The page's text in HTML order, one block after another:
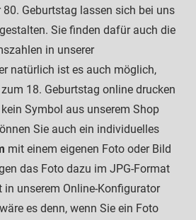
80. Geburtstag lassen sich bei uns
Sie finden dafür auch die
in unserer
natürlich ist es auch möglich,
18. Geburtstag online drucken
Symbol aus unserem Shop
Sie auch ein individuelles
mit einem eigenen Foto oder Bild
das Foto dazu im JPG-Format
in unserem Online-Konfigurator
es denn, wenn Sie ein Foto